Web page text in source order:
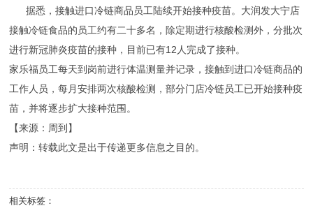
据悉，接触进口冷链商品员工陆续开始接种疫苗。大润发大宁店
接触冷链食品的员工约有二十多名，除定期进行核酸检测外，分批次
进行新冠肺炎疫苗的接种，目前已有12人完成了接种。
家乐福员工每天到岗前进行体温测量并记录，接触到进口冷链商品的
工作人员，每月安排两次核酸检测，部分门店冷链员工已开始接种疫
苗，并将逐步扩大接种范围。
【来源：周到】
声明：转载此文是出于传递更多信息之目的。
相关标签：